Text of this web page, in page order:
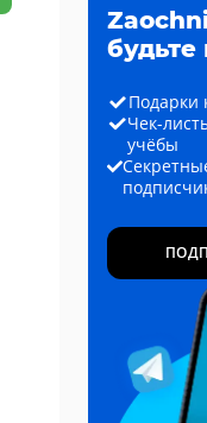
будьте
Подарки
Чек-
учёбы